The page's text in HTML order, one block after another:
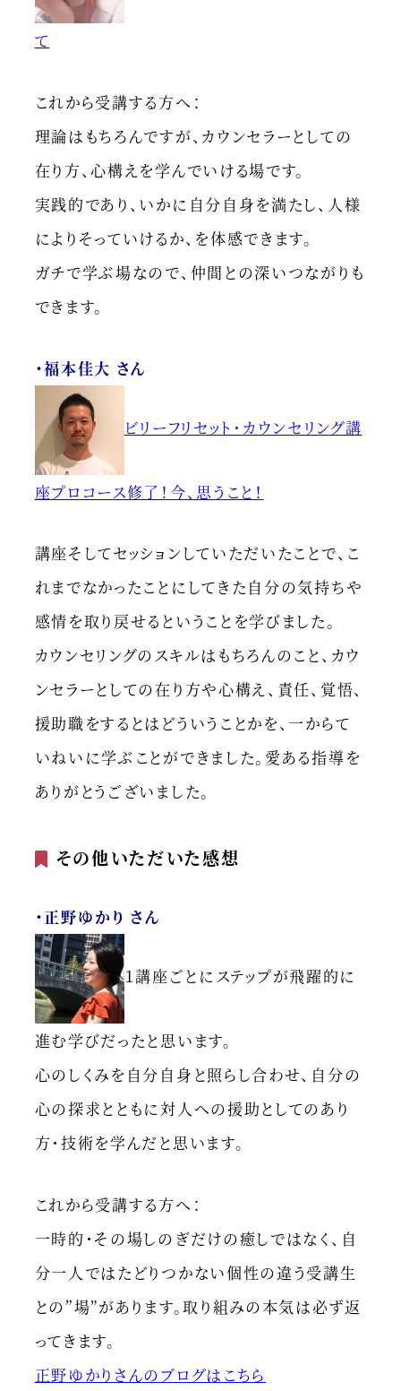
て
これから受講する方へ：
理論はもちろんですが、カウンセラーとしての
在り方、心構えを学んでいける場です。
実践的であり、いかに自分自身を満たし、人様
によりそっていけるか、を体感できます。
ガチで学ぶ場なので、仲間との深いつながりも
できます。
・福本佳大 さん
ビリーフリセット・カウンセリング講
座プロコース修了！今、思うこと！
講座そしてセッションしていただいたことで、こ
れまでなかったことにしてきた自分の気持ちや
感情を取り戻せるということを学びました。
カウンセリングのスキルはもちろんのこと、カウ
ンセラーとしての在り方や心構え、責任、覚悟、
援助職をするとはどういうことかを、一からて
いねいに学ぶことができました。愛ある指導を
ありがとうございました。
その他いただいた感想
・正野ゆかり さん
１講座ごとにステップが飛躍的に
進む学びだったと思います。
心のしくみを自分自身と照らし合わせ、自分の
心の探求とともに対人への援助としてのあり
方・技術を学んだと思います。
これから受講する方へ：
一時的・その場しのぎだけの癒しではなく、自
分一人ではたどりつかない個性の違う受講生
との”場”があります。取り組みの本気は必ず返
ってきます。
正野ゆかりさんのブログはこちら